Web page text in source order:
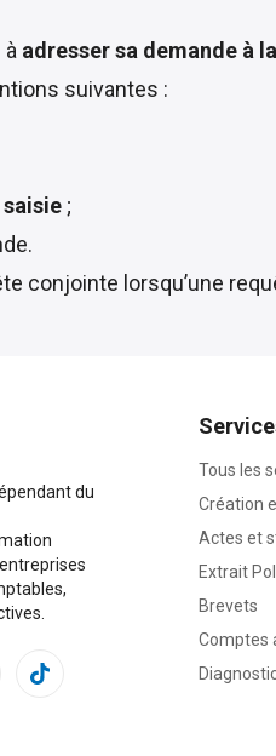
adresser sa demande à
suivantes :
;
conjointe lorsqu’une
du
Tous les
Création
Actes et
Extrait
Brevets
Comptes